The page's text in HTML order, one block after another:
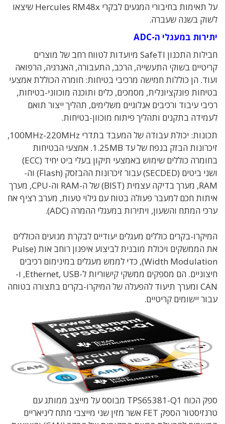
על תאימות בחיבורי המגעים לבקרי Hercules RM48x שיצאו
לשוק בשנה שעברה.
יתירות במעגלי ה-ADC
חבילות התכנון SafeTI מיועדות לטווח רחב של מוצרים
קריטיים בשוקי התעשייה, הרכב, התעבורה, האנרגיה, הרפואה
ועוד. הן כוללות חמישה מרכיבי בטיחות: חומרה הכוללת אמצעי
בטיחות פונקציונלית, מסמכים, כלים ותוכנה מוכווני-בטיחות,
רכיבי עיבוד ורכיבים אנלוגיים משלימים, תהליך ייצור תואם
לעמידה בתקנים ותהליך פיתוח מוכוון-בטיחות.
תכונות: יכולת עבודה של המעבד בתדרי 100MHz-220MHz,
זיכרונות הבזק בנפח של עד 1.25MB. אמצעי הבטיחות
בחומרה כוללים שימוש באמצעי תיקון בעלי ביט יחיד (ECC)
ושני ביטים (SECDED) עבור זיכרונות ההבזסק (Flash) וה-
RAM, מערך בדיקה עצמית (BIST) של ה-RAM וה-CPU, מערך
איתות חכם למעבר פעולה בטוח עם גילוי טעות, מערב רציף אח
ערכי המתח והשעון, ויתירות במעגלי ההמרה (ADC).
המיקרו-בקרים כוללים מעגלים יעודיים לבקרת מנועים הכוללים
את הממשקים ויכולת מובנית לביצוע איפנון רוחב אות (Pulse
Width Modulation), כדי לממש מעגלים במינימום רכיבים
חיצוניים. הם מספקים ממשקי קישוריות ל-Ethernet, USB, ו-
CAN ומערך תיעוד להפעלה של המיקרו-בקרים בתצורה בטוחה
עבור יישומים קריטיים.
ספק הכוח TPS65381-Q1 מבוסס על מייצב ממותג עם
טרנזיסטור הספק FET אשר מזין שני מייצבי מתח ליניאריים